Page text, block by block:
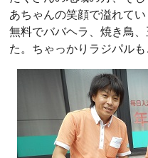
あちゃんの笑顔で溢れてい
無料でババヘラ、焼き鳥
た。ちゃっかりラジパル